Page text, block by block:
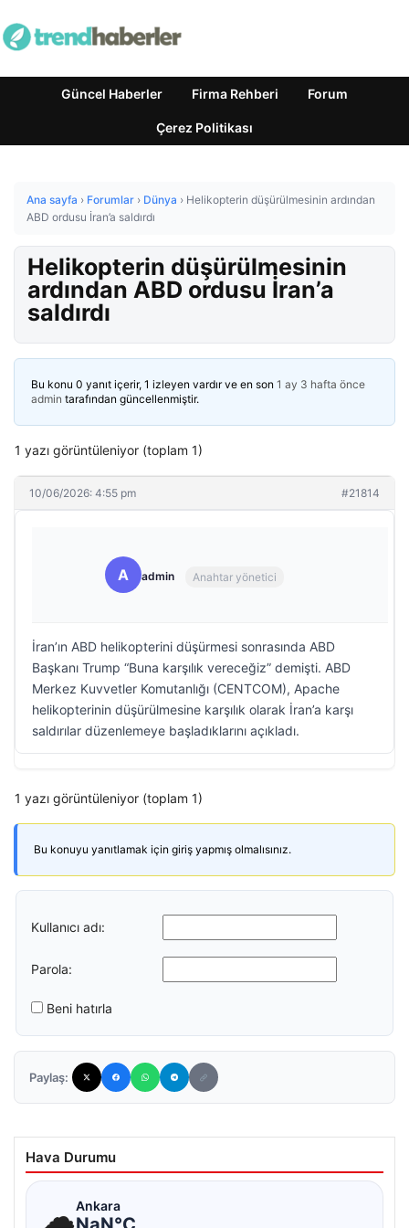
Güncel Haberler Firma Rehberi Forum
Çerez Politikası
Ana sayfa › Forumlar › Dünya › Helikopterin düşürülmesinin ardından
ABD ordusu İran’a saldırdı
Helikopterin düşürülmesinin
ardından ABD ordusu İran’a
saldırdı
Bu konu 0 yanıt içerir, 1 izleyen vardır ve en son 1 ay 3 hafta önce
admin tarafından güncellenmiştir.
1 yazı görüntüleniyor (toplam 1)
10/06/2026: 4:55 pm #21814
A admin Anahtar yönetici
İran’ın ABD helikopterini düşürmesi sonrasında ABD
Başkanı Trump “Buna karşılık vereceğiz” demişti. ABD
Merkez Kuvvetler Komutanlığı (CENTCOM), Apache
helikopterinin düşürülmesine karşılık olarak İran’a karşı
saldırılar düzenlemeye başladıklarını açıkladı.
1 yazı görüntüleniyor (toplam 1)
Bu konuyu yanıtlamak için giriş yapmış olmalısınız.
Kullanıcı adı:
Parola:
Beni hatırla
Paylaş:
Hava Durumu
☁Ankara